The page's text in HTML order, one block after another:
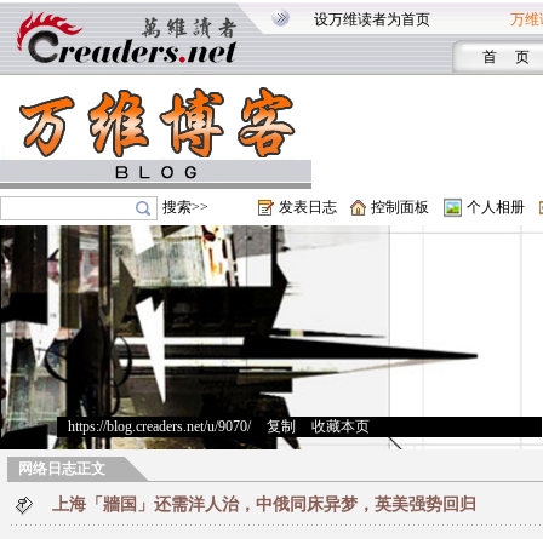
设万维读者为首页 万维
首 页
搜索>> 发表日志 控制面板 个人相册
https://blog.creaders.net/u/9070/> 复制 收藏本页
网络日志正文
上海「牆国」还需洋人治，中俄同床异梦，英美强势回归